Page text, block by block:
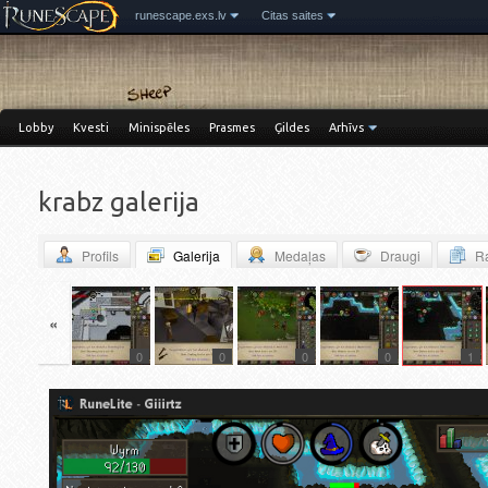
runescape.exs.lv Citas saites
Lobby Kvesti Minispēles Prasmes Ģildes Arhīvs
krabz galerija
Profils Galerija Medaļas Draugi
«
0 0 0 0 1